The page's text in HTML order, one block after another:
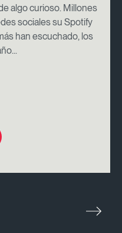
algo curioso. Millones
sociales su Spotify
han escuchado, los